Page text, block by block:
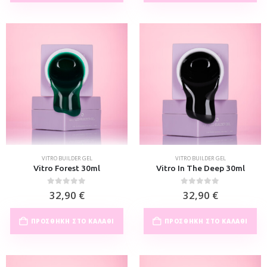
VITRO BUILDER GEL
Vitro Forest 30ml
0out of 5
32,90 €
ΠΡΟΣΘΉΚΗ ΣΤΟ ΚΑΛΆΘΙ
VITRO BUILDER GEL
Vitro In The Deep 30ml
0out of 5
32,90 €
ΠΡΟΣΘΉΚΗ ΣΤΟ ΚΑΛΆΘΙ